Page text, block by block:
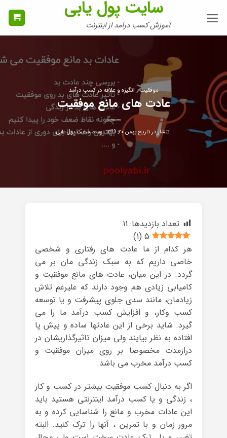
سایت پول یابی
آموزش کسب درآمد از اینترنت
موفقیت , انگیزه و علاقه در کسب درآمد
عادت های مانع موفقیت
انتشار در تاریخبهمن ۲۰, ۱۳۹۹ توسطسایت پول یابی
تعداد بازدیدها: 11
5
(
1
)
هر کدام از ما عادت های رفتاری و شخصی
خاصی داریم که به سبک زندگی مان بر می
گردد. در این میان، عادت های مانع موفقیت و
کامیابی زیادی هم وجود دارند که علیرغم تلاش
زیادمان، مانند سدی جلوی پیشرفت و یا توسعه
کسب وکار، و افزایش کسب درآمد ما را می
گیرد. شاید برخی از این عادتها ساده و پیش پا
افتاده به نظر بیایند ولی میزان تاثیرگذاریشان در
درازمدت مخصوصا بر روی میزان موفقیت و
کسب درآمد مخرب می باشد.
اگر به دنبال کسب موفقیت بیشتر در کسب و کار
، زندگی و یا کسب درآمد اینترنتی هستید باید
این عادات مخرب و مانع را شناسایی کرده و به
مرور زمان و با تمرین ، آنها را ترک کنید. البته